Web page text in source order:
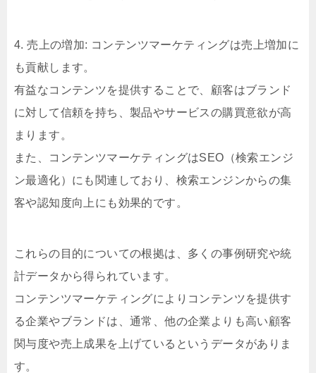
4. 売上の増加: コンテンツマーケティングは売上増加に
も貢献します。
有益なコンテンツを提供することで、顧客はブランド
に対して信頼を持ち、製品やサービスの購買意欲が高
まります。
また、コンテンツマーケティングはSEO（検索エンジ
ン最適化）にも関連しており、検索エンジンからの集
客や認知度向上にも効果的です。
これらの目的についての根拠は、多くの事例研究や統
計データから得られています。
コンテンツマーケティングによりコンテンツを提供す
る企業やブランドは、通常、他の企業よりも高い顧客
関与度や売上成果を上げているというデータがありま
す。